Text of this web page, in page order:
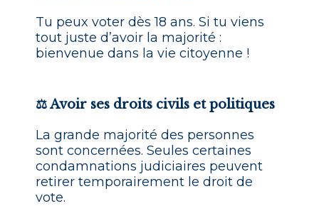
Tu peux voter dès 18 ans. Si tu viens
tout juste d’avoir la majorité :
bienvenue dans la vie citoyenne !
⚖️ Avoir ses droits civils et politiques
La grande majorité des personnes
sont concernées. Seules certaines
condamnations judiciaires peuvent
retirer temporairement le droit de
vote.